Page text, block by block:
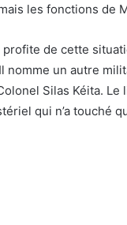
les fonctions de
profite de cette
nomme un autre
Silas Kéita.
qui n’a touché